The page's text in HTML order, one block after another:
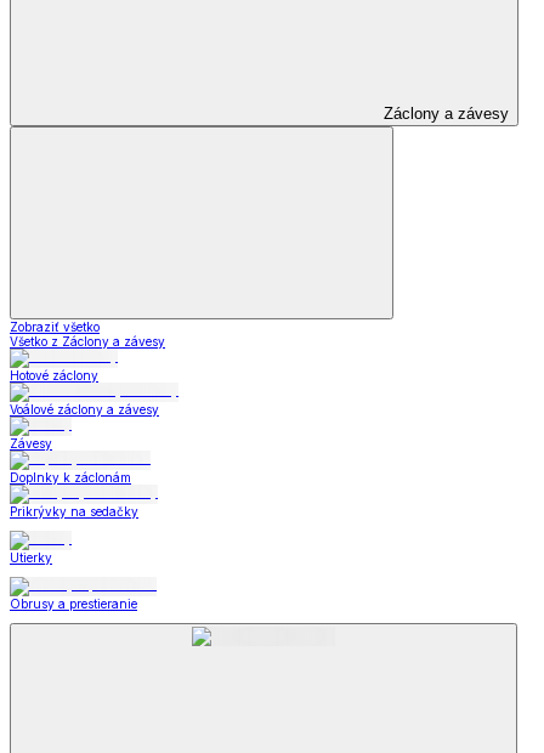
Záclony a závesy
Zobraziť všetko
Všetko z Záclony a závesy
Hotové záclony
Voálové záclony a závesy
Závesy
Doplnky k záclonám
Prikrývky na sedačky
Utierky
Obrusy a prestieranie